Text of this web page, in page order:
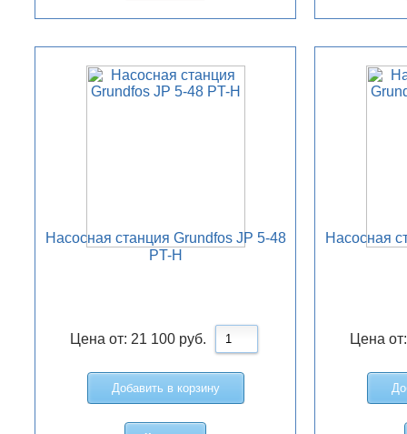
Насосная станция Grundfos JP 5-48
PT-H
Цена от: 21 100 руб.
Добавить в корзину
Насосная
Цена